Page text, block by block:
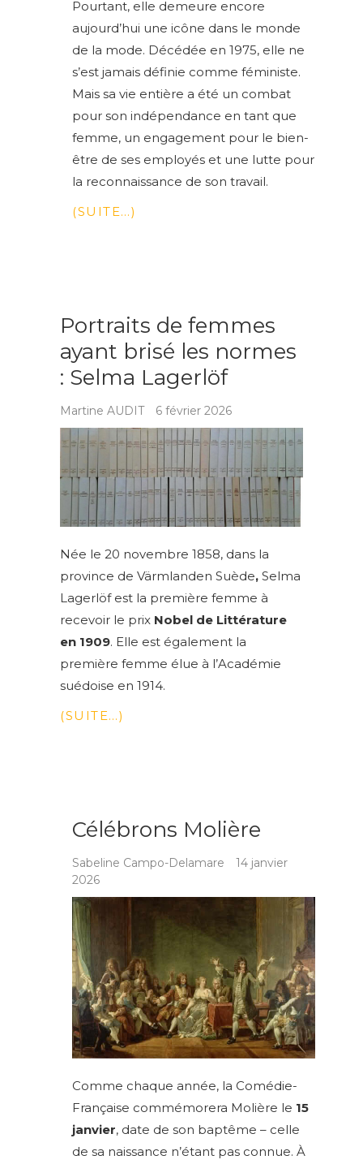
Pourtant, elle demeure encore
aujourd’hui une icône dans le monde
de la mode. Décédée en 1975, elle ne
s’est jamais définie comme féministe.
Mais sa vie entière a été un combat
pour son indépendance en tant que
femme, un engagement pour le bien-
être de ses employés et une lutte pour
la reconnaissance de son travail.
(SUITE…)
Portraits de femmes
ayant brisé les normes
: Selma Lagerlöf
Martine AUDIT 6 février 2026
Née le 20 novembre 1858, dans la
province de Värmlanden Suède, Selma
Lagerlöf est la première femme à
recevoir le prix Nobel de Littérature
en 1909. Elle est également la
première femme élue à l’Académie
suédoise en 1914.
(SUITE…)
Célébrons Molière
Sabeline Campo-Delamare
14 janvier
2026
Comme chaque année, la Comédie-
Française commémorera Molière le 15
janvier, date de son baptême – celle
de sa naissance n’étant pas connue. À